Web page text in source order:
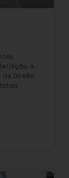
à
Direito